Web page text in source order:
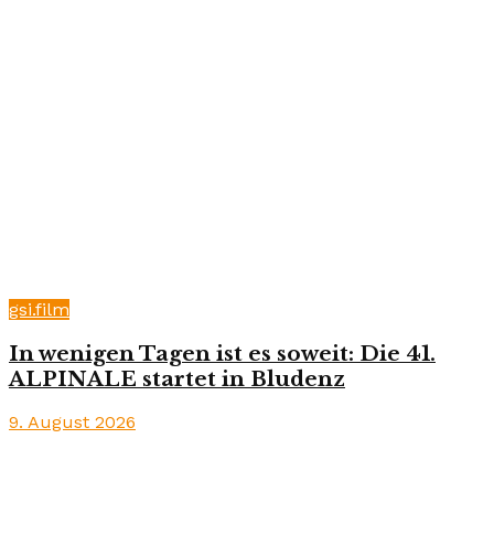
gsi.film
In wenigen Tagen ist es soweit: Die 41.
ALPINALE startet in Bludenz
9. August 2026